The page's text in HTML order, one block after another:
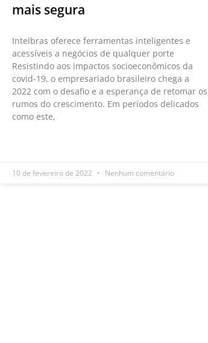
mais segura
Intelbras oferece ferramentas inteligentes e
acessíveis a negócios de qualquer porte
Resistindo aos impactos socioeconômicos da
covid-19, o empresariado brasileiro chega a
2022 com o desafio e a esperança de retomar os
rumos do crescimento. Em períodos delicados
como este,
10 de fevereiro de 2022 Nenhum comentário